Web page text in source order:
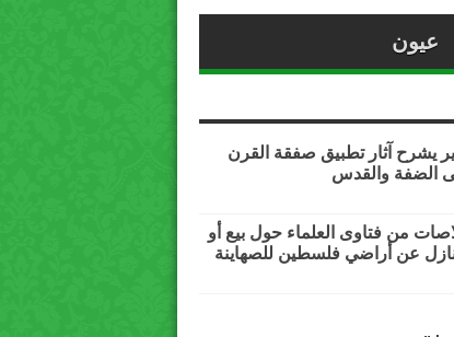
عيون
يشرح آثار تطبيق صفقة القرن
الضفة والقدس
من فتاوى العلماء حول بيع أو
عن أراضي فلسطين للصهاينة